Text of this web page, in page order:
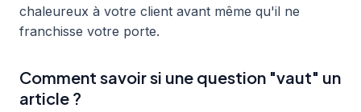
chaleureux à votre client avant même qu'il ne
franchisse votre porte.
Comment savoir si une question "vaut" un
article ?